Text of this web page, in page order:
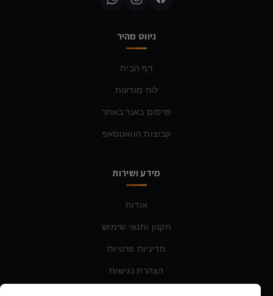
ניווט מהיר
דף הבית
לוח מודעות
פרסום באנר באתר
קבוצות הוואטסאפ
מידע ושירות
אודות
תקנון ותנאי שימוש
מדיניות פרטיות
הצהרת נגישות